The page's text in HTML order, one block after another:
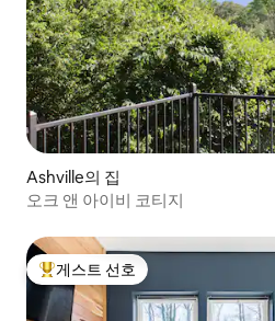
Ashville의 집
오크 앤 아이비 코티지
상위 게스트 선호
게스트 선호